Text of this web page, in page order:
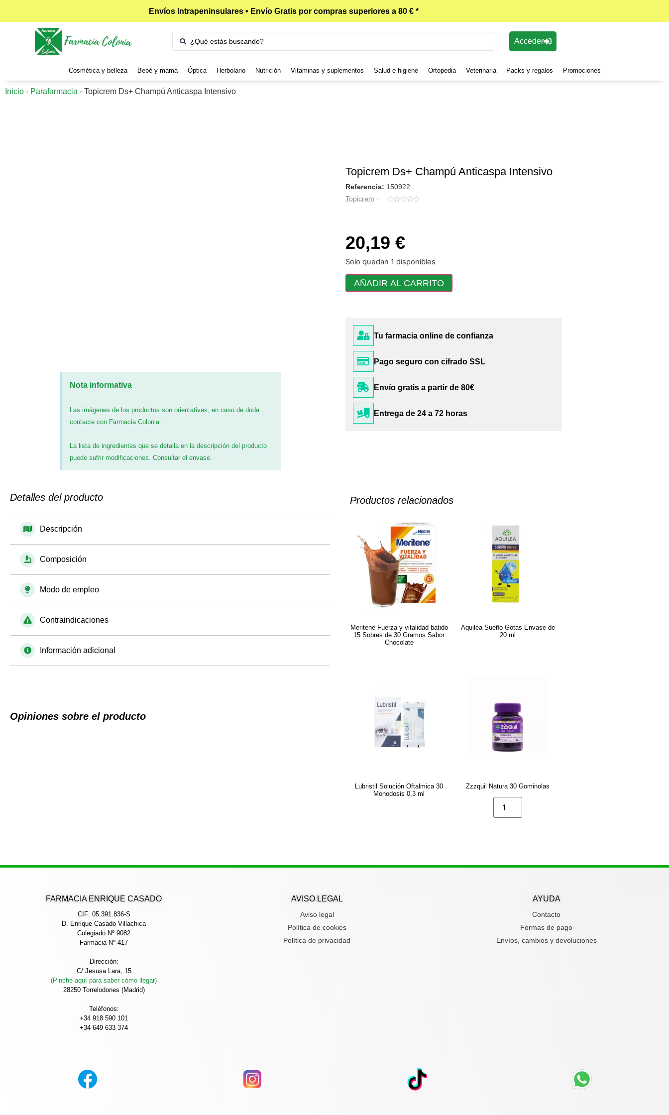
Envíos Intrapeninsulares • Envío Gratis por compras superiores a 80 € *
Acceder
Cosmética y belleza Bebé y mamá Óptica Herbolario Nutrición Vitaminas y suplementos Salud e higiene Ortopedia Veterinaria Packs y regalos Promociones
Inicio - Parafarmacia - Topicrem Ds+ Champú Anticaspa Intensivo
Nota informativa
Las imágenes de los productos son orientativas, en caso de duda
contacte con Farmacia Colonia.
La lista de ingredientes que se detalla en la descripción del producto
puede sufrir modificaciones. Consultar el envase.
Topicrem Ds+ Champú Anticaspa Intensivo
Referencia: 150922
Topicrem - 
20,19 €
Solo quedan 1 disponibles
AÑADIR AL CARRITO
Tu farmacia online de confianza
Pago seguro con cifrado SSL
Envío gratis a partir de 80€
Entrega de 24 a 72 horas
Detalles del producto
Descripción
Composición
Modo de empleo
Contraindicaciones
Información adicional
Opiniones sobre el producto
Productos relacionados
Meritene Fuerza y vitalidad batido
15 Sobres de 30 Gramos Sabor
Chocolate
Aquilea Sueño Gotas Envase de
20 ml
Lubristil Solución Oftalmica 30
Monodosis 0,3 ml
Zzzquil Natura 30 Gominolas
FARMACIA ENRIQUE CASADO
CIF: 05.391.836-S
D. Enrique Casado Villachica
Colegiado Nº 9082
Farmacia Nº 417
Dirección:
C/ Jesusa Lara, 15
(Pinche aquí para saber cómo llegar)
28250 Torrelodones (Madrid)
Teléfonos:
+34 918 590 101
+34 649 633 374
AVISO LEGAL
Aviso legal
Política de cookies
Política de privacidad
AYUDA
Contacto
Formas de pago
Envíos, cambios y devoluciones